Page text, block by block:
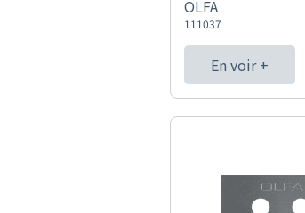
OLFA
111037
En voir +